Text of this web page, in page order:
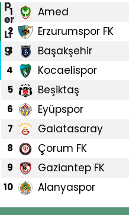
1 Amed
2 Erzurumspor FK
3 Başakşehir
4 Kocaelispor
5 Beşiktaş
6 Eyüpspor
7 Galatasaray
8 Çorum FK
9 Gaziantep FK
10 Alanyaspor